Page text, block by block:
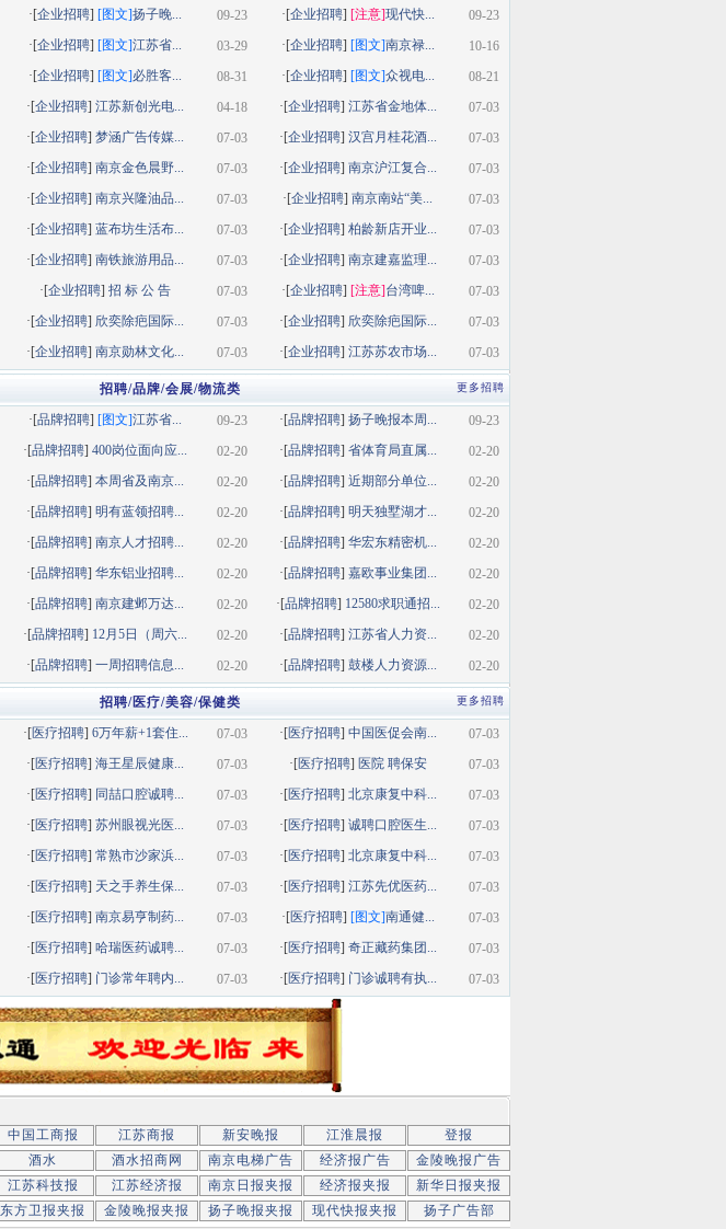
09-23
·[企业招聘] [图文]扬子晚... 09-23
·[企业招聘] [注意]现代快...
03-29
·[企业招聘] [图文]江苏省... 10-16
·[企业招聘] [图文]南京禄...
08-31
·[企业招聘] [图文]必胜客... 08-21
·[企业招聘] [图文]众视电...
04-18
·[企业招聘]江苏新创光电... 07-03
·[企业招聘] 江苏省金地体...
07-03
·[企业招聘]梦涵广告传媒... 07-03
·[企业招聘] 汉宫月桂花酒...
07-03
·[企业招聘]南京金色晨野... 07-03
·[企业招聘] 南京沪江复合...
07-03
·[企业招聘]南京兴隆油品... 07-03
·[企业招聘]南京南站“美...
07-03
·[企业招聘]蓝布坊生活布... 07-03
·[企业招聘] 柏龄新店开业...
07-03
·[企业招聘]南铁旅游用品... 07-03
·[企业招聘] 南京建嘉监理...
07-03
·[企业招聘]招 标 公 告 07-03
·[企业招聘] [注意]台湾啤...
07-03
·[企业招聘] 欣奕除疤国际... 07-03
·[企业招聘] 欣奕除疤国际...
07-03
·[企业招聘]南京勋林文化... 07-03
·[企业招聘] 江苏苏农市场...
更多招聘
招聘/品牌/会展/物流类
09-23
·[品牌招聘] [图文]江苏省... 09-23
·[品牌招聘] 扬子晚报本周...
02-20
·[品牌招聘]400岗位面向应... 02-20
·[品牌招聘] 省体育局直属...
02-20
·[品牌招聘]本周省及南京... 02-20
·[品牌招聘] 近期部分单位...
02-20
·[品牌招聘]明有蓝领招聘... 02-20
·[品牌招聘] 明天独墅湖才...
02-20
·[品牌招聘]南京人才招聘... 02-20
·[品牌招聘] 华宏东精密机...
02-20
·[品牌招聘]华东铝业招聘... 02-20
·[品牌招聘] 嘉欧事业集团...
02-20
·[品牌招聘]南京建邺万达... 02-20
·[品牌招聘] 12580求职通招...
02-20
·[品牌招聘] 12月5日（周六... 02-20
·[品牌招聘] 江苏省人力资...
02-20
·[品牌招聘]一周招聘信息... 02-20
·[品牌招聘] 鼓楼人力资源...
更多招聘
招聘/医疗/美容/保健类
07-03
·[医疗招聘] 6万年薪+1套住... 07-03
·[医疗招聘] 中国医促会南...
07-03
·[医疗招聘]海王星辰健康... 07-03
·[医疗招聘] 医院 聘保安
07-03
·[医疗招聘] 同喆口腔诚聘... 07-03
·[医疗招聘] 北京康复中科...
07-03
·[医疗招聘]苏州眼视光医... 07-03
·[医疗招聘] 诚聘口腔医生...
07-03
·[医疗招聘]常熟市沙家浜... 07-03
·[医疗招聘] 北京康复中科...
07-03
·[医疗招聘] 天之手养生保... 07-03
·[医疗招聘] 江苏先优医药...
07-03
·[医疗招聘]南京易亨制药... 07-03
·[医疗招聘] [图文]南通健...
07-03
·[医疗招聘]哈瑞医药诚聘... 07-03
·[医疗招聘] 奇正藏药集团...
07-03
·[医疗招聘] 门诊常年聘内... 07-03
·[医疗招聘] 门诊诚聘有执...
中国工商报 江苏商报 新安晚报 江淮晨报
登报
酒水 酒水招商网 南京电梯广告 经济报广告
金陵晚报广告
江苏科技报 江苏经济报 南京日报夹报 经济报夹报
新华日报夹报
东方卫报夹报 金陵晚报夹报 扬子晚报夹报 现代快报夹报 扬子广告部